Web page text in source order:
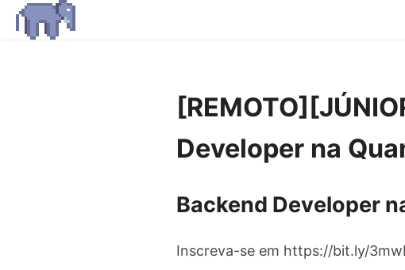
Developer na
Backend Developer
Inscreva-se em https://bit.ly/